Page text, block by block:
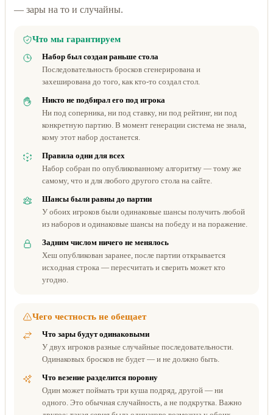
— зары на то и случайны.
Что мы гарантируем
Набор был создан раньше стола
Последовательность бросков сгенерирована и
захеширована до того, как кто-то создал стол.
Никто не подбирал его под игрока
Ни под соперника, ни под ставку, ни под рейтинг, ни под
конкретную партию. В момент генерации система не знала,
кому этот набор достанется.
Правила одни для всех
Набор собран по опубликованному алгоритму — тому же
самому, что и для любого другого стола на сайте.
Шансы были равны до партии
У обоих игроков были одинаковые шансы получить любой
из наборов и одинаковые шансы на победу и на поражение.
Задним числом ничего не менялось
Хеш опубликован заранее, после партии открывается
исходная строка — пересчитать и сверить может кто
угодно.
Чего честность не обещает
Что зары будут одинаковыми
У двух игроков разные случайные последовательности.
Одинаковых бросков не будет — и не должно быть.
Что везение разделится поровну
Один может поймать три куша подряд, другой — ни
одного. Это обычная случайность, а не подкрутка. Важно